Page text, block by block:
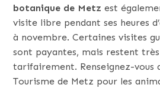
botanique de Metz est
visite libre pendant ses heures
à novembre. Certaines visites
sont payantes, mais restent très
tarifairement. Renseignez-vous
Tourisme de Metz pour les